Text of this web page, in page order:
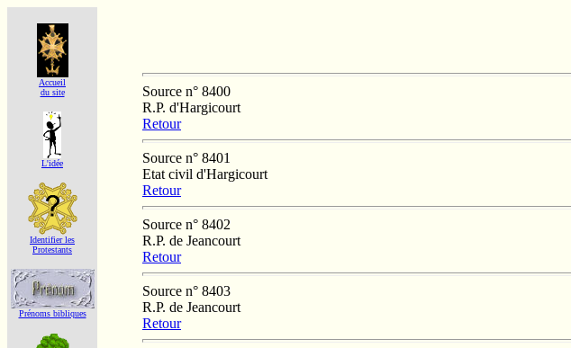
Accueil
du site
L'idée
Identifier les
Protestants
Prénoms bibliques
Source n° 8400
R.P. d'Hargicourt
Retour
Source n° 8401
Etat civil d'Hargicourt
Retour
Source n° 8402
R.P. de Jeancourt
Retour
Source n° 8403
R.P. de Jeancourt
Retour